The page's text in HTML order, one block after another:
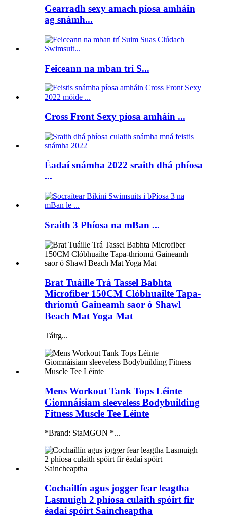
Gearradh sexy amach píosa amháin
ag snámh...
Feiceann na mban trí S...
Cross Front Sexy píosa amháin ...
Éadaí snámha 2022 sraith dhá phíosa
...
Sraith 3 Phíosa na mBan ...
Brat Tuáille Trá Tassel Babhta
Microfiber 150CM Clóbhuailte Tapa-
thriomú Gaineamh saor ó Shawl
Beach Mat Yoga Mat
Táirg...
Mens Workout Tank Tops Léinte
Giomnáisiam sleeveless Bodybuilding
Fitness Muscle Tee Léinte
*Brand: StaMGON *...
Cochaillín agus jogger fear leagtha
Lasmuigh 2 phíosa culaith spóirt fir
éadaí spóirt Saincheaptha